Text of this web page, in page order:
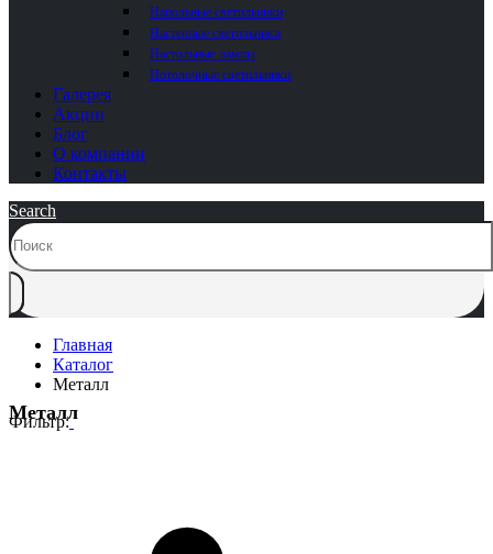
Напольные светильники
Настенные светильники
Настольные лампы
Потолочные светильники
Галерея
Акции
Блог
О компании
Контакты
Search
Главная
Каталог
Металл
Металл
Фильтр: